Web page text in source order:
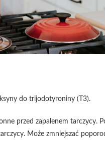
do trijodotyroniny (T3).
przed zapalenem tarczycy.
Może zmniejszać